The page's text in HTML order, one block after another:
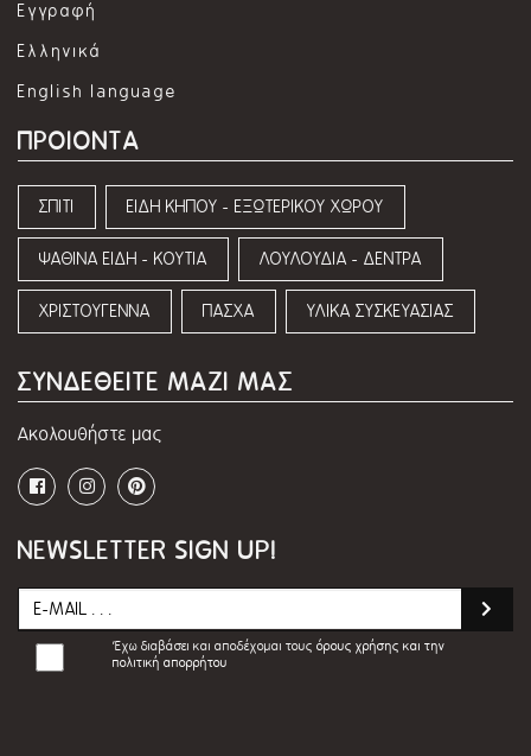
Εγγραφή
Ελληνικά
English language
ΠΡΟΙΟΝΤΑ
ΣΠΙΤΙ ΕΙΔΗ ΚΗΠΟΥ - ΕΞΩΤΕΡΙΚΟΥ ΧΩΡΟΥ
ΨΑΘΙΝΑ ΕΙΔΗ - ΚΟΥΤΙΑ ΛΟΥΛΟΥΔΙΑ - ΔΕΝΤΡΑ
ΧΡΙΣΤΟΥΓΕΝΝΑ ΠΑΣΧΑ ΥΛΙΚΑ ΣΥΣΚΕΥΑΣΙΑΣ
ΣΥΝΔΕΘΕΙΤΕ ΜΑΖΙ ΜΑΣ
Ακολουθήστε μας
NEWSLETTER SIGN UP!
Έχω διαβάσει και αποδέχομαι τους όρους χρήσης και την
πολιτική απορρήτου